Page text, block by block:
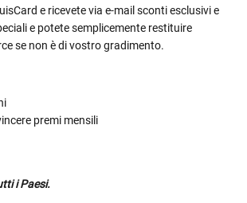
e ricevete via e-mail sconti esclusivi e
e potete semplicemente restituire
se non è di vostro gradimento.
premi mensili
i Paesi.